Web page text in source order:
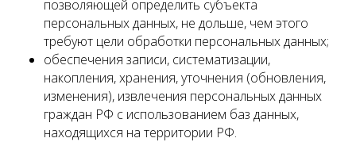
позволяющей определить субъекта
персональных данных, не дольше, чем этого
требуют цели обработки персональных данных;
обеспечения записи, систематизации,
накопления, хранения, уточнения (обновления,
изменения), извлечения персональных данных
граждан РФ с использованием баз данных,
находящихся на территории РФ.